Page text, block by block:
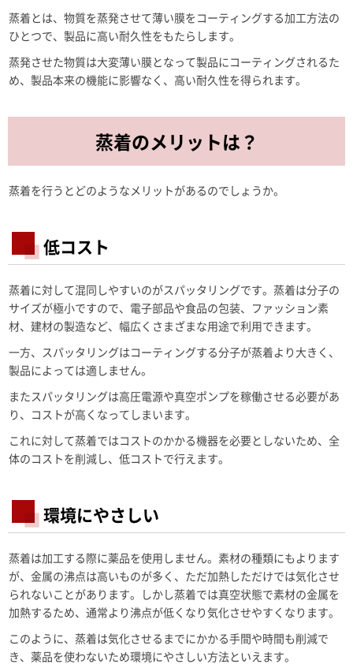
蒸着とは、物質を蒸発させて薄い膜をコーティングする加工方法の
ひとつで、製品に高い耐久性をもたらします。
蒸発させた物質は大変薄い膜となって製品にコーティングされるた
め、製品本来の機能に影響なく、高い耐久性を得られます。
蒸着のメリットは？
蒸着を行うとどのようなメリットがあるのでしょうか。
低コスト
蒸着に対して混同しやすいのがスパッタリングです。蒸着は分子の
サイズが極小ですので、電子部品や食品の包装、ファッション素
材、建材の製造など、幅広くさまざまな用途で利用できます。
一方、スパッタリングはコーティングする分子が蒸着より大きく、
製品によっては適しません。
またスパッタリングは高圧電源や真空ポンプを稼働させる必要があ
り、コストが高くなってしまいます。
これに対して蒸着ではコストのかかる機器を必要としないため、全
体のコストを削減し、低コストで行えます。
環境にやさしい
蒸着は加工する際に薬品を使用しません。素材の種類にもよります
が、金属の沸点は高いものが多く、ただ加熱しただけでは気化させ
られないことがあります。しかし蒸着では真空状態で素材の金属を
加熱するため、通常より沸点が低くなり気化させやすくなります。
このように、蒸着は気化させるまでにかかる手間や時間も削減で
き、薬品を使わないため環境にやさしい方法といえます。